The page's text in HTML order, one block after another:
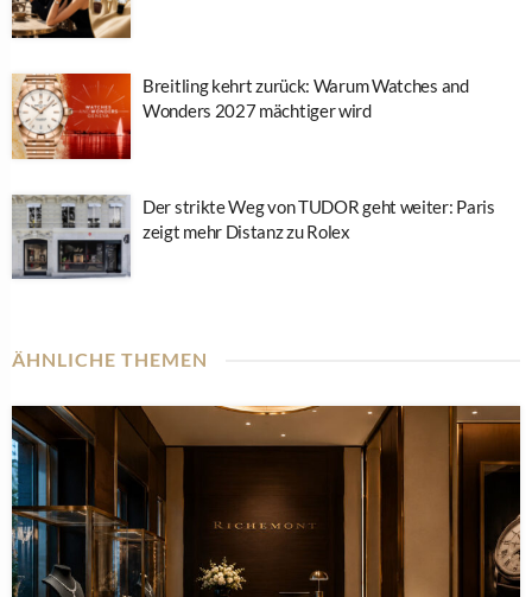
Breitling kehrt zurück: Warum Watches and
Wonders 2027 mächtiger wird
Der strikte Weg von TUDOR geht weiter: Paris
zeigt mehr Distanz zu Rolex
ÄHNLICHE THEMEN